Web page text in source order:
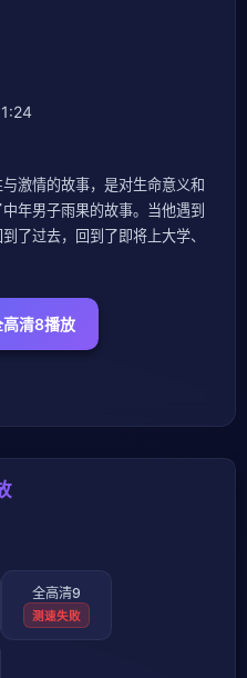
激情的故事，是对生命意义和
年男子雨果的故事。当他遇到
了过去，回到了即将上大学、
高清8播放
全高清9
测速失败